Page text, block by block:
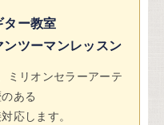
ター教室
ツーマンレッスン
ミリオンセラーアーテ
ある
応します。